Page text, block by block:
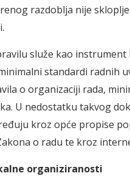
razdoblja nije
služe kao instrument
standardi radnih
o organizaciji rada,
U nedostatku takvog
kroz opće propise
o radu te kroz
organiziranosti